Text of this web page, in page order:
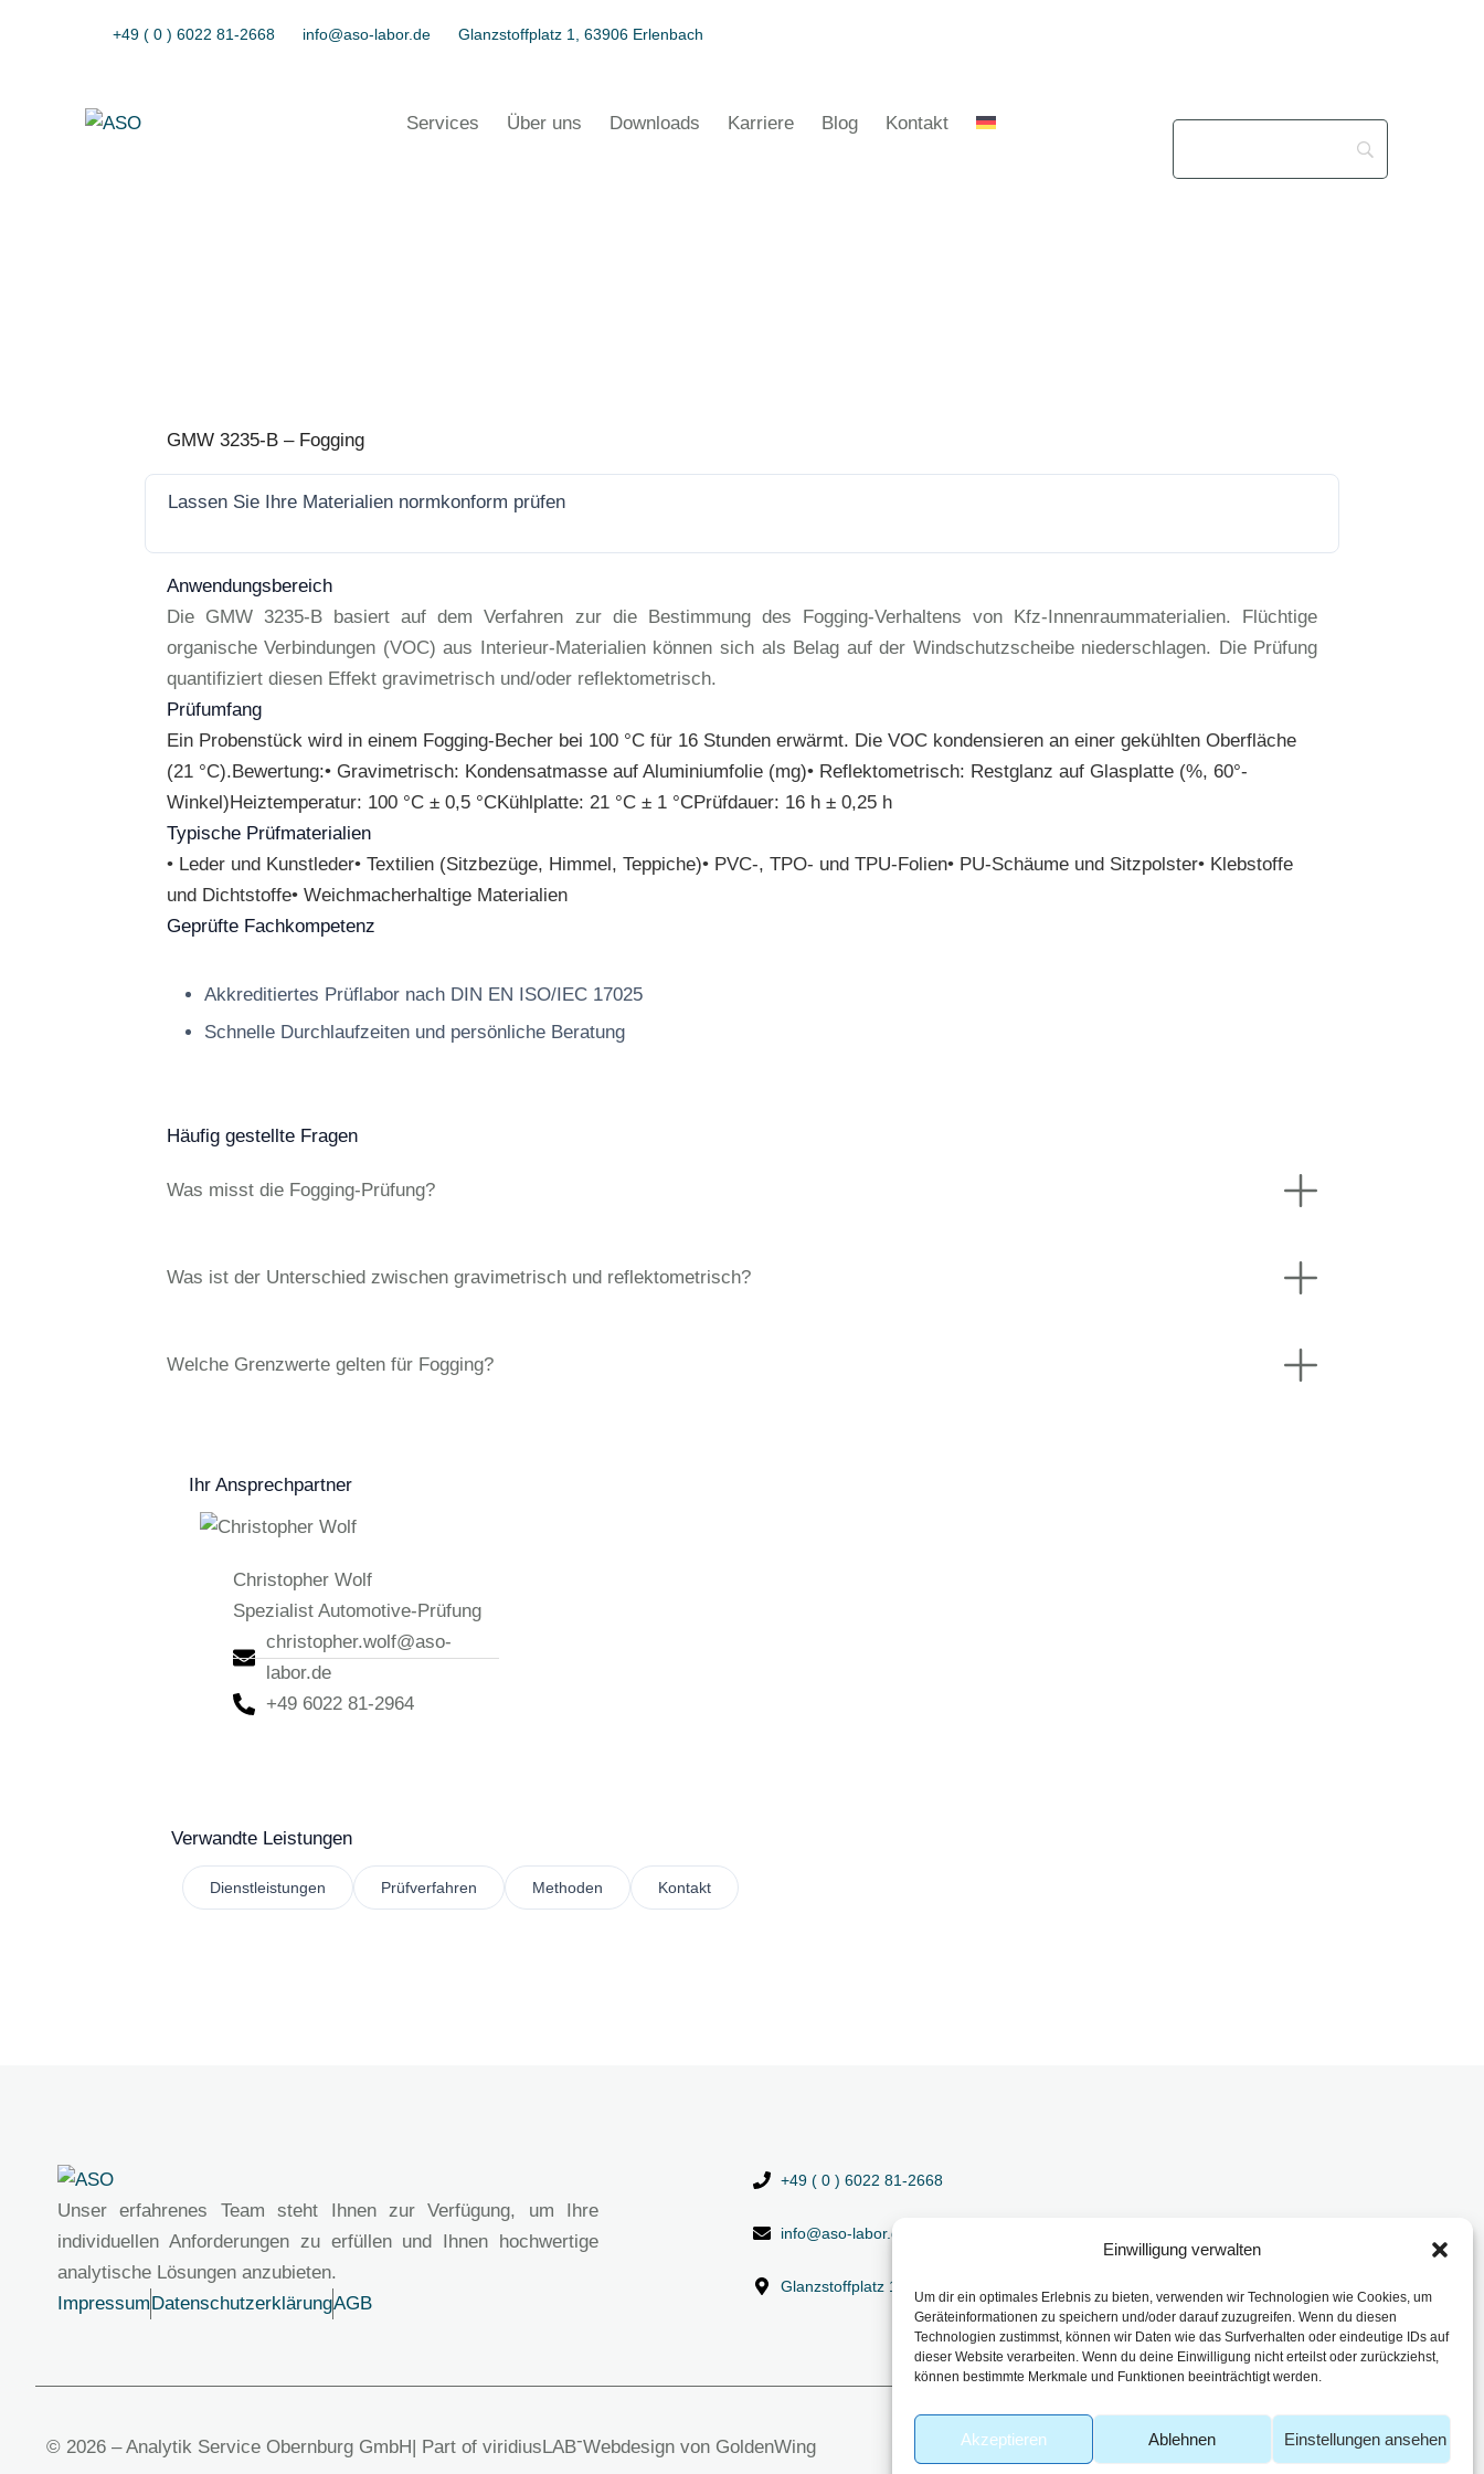
Einwilligung verwalten
Um dir ein optimales Erlebnis zu bieten, verwenden wir Technologien wie Cookies, um
Geräteinformationen zu speichern und/oder darauf zuzugreifen. Wenn du diesen
Technologien zustimmst, können wir Daten wie das Surfverhalten oder eindeutige IDs auf
dieser Website verarbeiten. Wenn du deine Einwilligung nicht erteilst oder zurückziehst,
können bestimmte Merkmale und Funktionen beeinträchtigt werden.
Akzeptieren Ablehnen Einstellungen ansehen
+49 ( 0 ) 6022 81-2668 info@aso-labor.de Glanzstoffplatz 1, 63906 Erlenbach
Services Über uns Downloads Karriere Blog Kontakt
GMW 3235-B – Fogging
Lassen Sie Ihre Materialien normkonform prüfen
Anwendungsbereich
Die GMW 3235-B basiert auf dem Verfahren zur die Bestimmung des Fogging-Verhaltens von Kfz-Innenraummaterialien. Flüchtige
organische Verbindungen (VOC) aus Interieur-Materialien können sich als Belag auf der Windschutzscheibe niederschlagen. Die Prüfung
quantifiziert diesen Effekt gravimetrisch und/oder reflektometrisch.
Prüfumfang
Ein Probenstück wird in einem Fogging-Becher bei 100 °C für 16 Stunden erwärmt. Die VOC kondensieren an einer gekühlten Oberfläche
(21 °C).Bewertung:• Gravimetrisch: Kondensatmasse auf Aluminiumfolie (mg)• Reflektometrisch: Restglanz auf Glasplatte (%, 60°-
Winkel)Heiztemperatur: 100 °C ± 0,5 °CKühlplatte: 21 °C ± 1 °CPrüfdauer: 16 h ± 0,25 h
Typische Prüfmaterialien
• Leder und Kunstleder• Textilien (Sitzbezüge, Himmel, Teppiche)• PVC-, TPO- und TPU-Folien• PU-Schäume und Sitzpolster• Klebstoffe
und Dichtstoffe• Weichmacherhaltige Materialien
Geprüfte Fachkompetenz
Akkreditiertes Prüflabor nach DIN EN ISO/IEC 17025
Schnelle Durchlaufzeiten und persönliche Beratung
Häufig gestellte Fragen
Was misst die Fogging-Prüfung?
Was ist der Unterschied zwischen gravimetrisch und reflektometrisch?
Welche Grenzwerte gelten für Fogging?
Ihr Ansprechpartner
Christopher Wolf
Spezialist Automotive-Prüfung
christopher.wolf@aso-
labor.de
+49 6022 81-2964
Verwandte Leistungen
Dienstleistungen Prüfverfahren Methoden Kontakt
Unser erfahrenes Team steht Ihnen zur Verfügung, um Ihre
individuellen Anforderungen zu erfüllen und Ihnen hochwertige
analytische Lösungen anzubieten.
Impressum DatenschutzerklärungAGB
+49 ( 0 ) 6022 81-2668
info@aso-labor.de
Glanzstoffplatz 1, 63906 Erlenbach
© 2026 – Analytik Service Obernburg GmbH | Part of viridiusLAB-Webdesign von GoldenWing